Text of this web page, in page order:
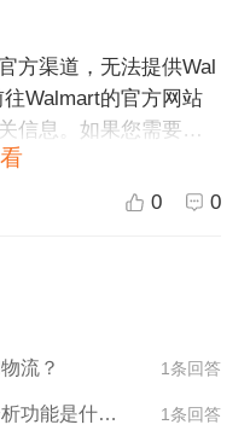
方渠道，无法提供Wal
Walmart的官方网站
信息。如果您需要跨
ESG跨境电商可以为
0 0
流？ 1条回答
Walmart平台上的销售数据和分析功能是什么？ 1条回答